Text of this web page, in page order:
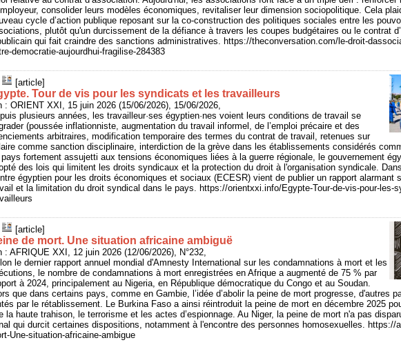
consolider leurs modèles économiques, revitaliser leur dimension sociopolitique. Cela
cycle d’action publique reposant sur la co-construction des politiques sociales entre les
plutôt qu'un durcissement de la défiance à travers les coupes budgétaires ou le contrat
qui fait craindre des sanctions administratives. https://theconversation.com/le-droit-
democratie-aujourdhui-fragilise-284383
[article]
Tour de vis pour les syndicats et les travailleurs
: ORIENT XXI, 15 juin 2026 (15/06/2026), 15/06/2026,
plusieurs années, les travailleur·ses égyptien·nes voient leurs conditions de travail se
(poussée inflationniste, augmentation du travail informel, de l’emploi précaire et des
arbitraires, modification temporaire des termes du contrat de travail, retenues sur
comme sanction disciplinaire, interdiction de la grève dans les établissements considérés
fortement assujetti aux tensions économiques liées à la guerre régionale, le gouvernement
des lois qui limitent les droits syndicaux et la protection du droit à l'organisation syndicale.
égyptien pour les droits économiques et sociaux (ECESR) vient de publier un rapport alarmant
et la limitation du droit syndical dans le pays. https://orientxxi.info/Egypte-Tour-de-vis-pour-les-
[article]
de mort. Une situation africaine ambiguë
: AFRIQUE XXI, 12 juin 2026 (12/06/2026), N°232,
le dernier rapport annuel mondial d'Amnesty International sur les condamnations à mort et les
le nombre de condamnations à mort enregistrées en Afrique a augmenté de 75 % par
à 2024, principalement au Nigeria, en République démocratique du Congo et au Soudan.
que dans certains pays, comme en Gambie, l’idée d’abolir la peine de mort progresse, d'autres
par le rétablissement. Le Burkina Faso a ainsi réintroduit la peine de mort en décembre 2025
la haute trahison, le terrorisme et les actes d’espionnage. Au Niger, la peine de mort n'a pas
qui durcit certaines dispositions, notamment à l'encontre des personnes homosexuelles. https://
Une-situation-africaine-ambigue